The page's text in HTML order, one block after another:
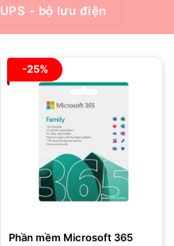
UPS - bộ lưu điện
-25%
Phần mềm Microsoft 365